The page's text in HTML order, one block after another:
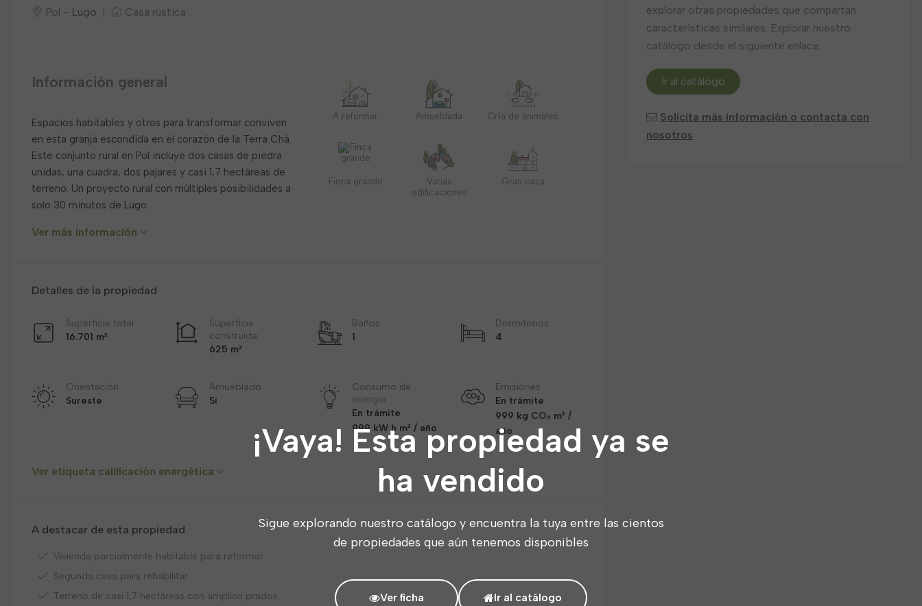
¡Vaya! Esta propiedad ya se
ha vendido
Sigue explorando nuestro catálogo y encuentra la tuya entre las cientos
de propiedades que aún tenemos disponibles
Ver ficha Ir al catálogo
Pol - Lugo Casa rústica
Información general
Espacios habitables y otros para transformar conviven
en esta granja escondida en el corazón de la Terra Chá.
Este conjunto rural en Pol incluye dos casas de piedra
unidas, una cuadra, dos pajares y casi 1,7 hectáreas de
terreno. Un proyecto rural con múltiples posibilidades a
solo 30 minutos de Lugo.
A reformar Amueblada Cría de animales
Finca grande
Varias
edificaciones
Gran casa
Ver más información
Detalles de la propiedad
Superficie total
16.701 m²
Superficie
construida
625 m²
Baños
1
Dormitorios
4
Orientación
Sureste
Amueblado
Si
Consumo de
energía
En trámite
999 kW h m² / año
Emisiones
En trámite
999 kg CO₂ m² /
año
Ver etiqueta calificación energética
A destacar de esta propiedad
Vivienda parcialmente habitable para reformar
Segunda casa para rehabilitar
Terreno de casi 1,7 hectáreas con amplios prados
explorar otras propiedades que compartan
características similares. Explorar nuestro
catálogo desde el siguiente enlace.
Ir al catálogo
Solicita más información o contacta con
nosotros